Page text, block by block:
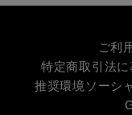
ご利
特定商取引法
推奨環境 ソーシ